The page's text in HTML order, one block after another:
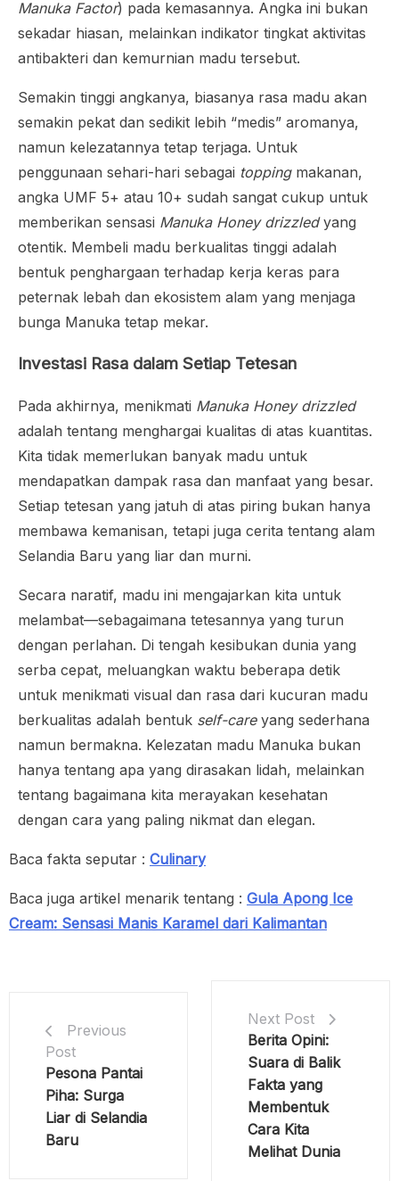
Manuka Factor) pada kemasannya. Angka ini bukan
sekadar hiasan, melainkan indikator tingkat aktivitas
antibakteri dan kemurnian madu tersebut.
Semakin tinggi angkanya, biasanya rasa madu akan
semakin pekat dan sedikit lebih “medis” aromanya,
namun kelezatannya tetap terjaga. Untuk
penggunaan sehari-hari sebagai toppingmakanan,
angka UMF 5+ atau 10+ sudah sangat cukup untuk
memberikan sensasi Manuka Honey drizzledyang
otentik. Membeli madu berkualitas tinggi adalah
bentuk penghargaan terhadap kerja keras para
peternak lebah dan ekosistem alam yang menjaga
bunga Manuka tetap mekar.
Investasi Rasa dalam Setiap Tetesan
Pada akhirnya, menikmati Manuka Honey drizzled
adalah tentang menghargai kualitas di atas kuantitas.
Kita tidak memerlukan banyak madu untuk
mendapatkan dampak rasa dan manfaat yang besar.
Setiap tetesan yang jatuh di atas piring bukan hanya
membawa kemanisan, tetapi juga cerita tentang alam
Selandia Baru yang liar dan murni.
Secara naratif, madu ini mengajarkan kita untuk
melambat—sebagaimana tetesannya yang turun
dengan perlahan. Di tengah kesibukan dunia yang
serba cepat, meluangkan waktu beberapa detik
untuk menikmati visual dan rasa dari kucuran madu
berkualitas adalah bentuk self-careyang sederhana
namun bermakna. Kelezatan madu Manuka bukan
hanya tentang apa yang dirasakan lidah, melainkan
tentang bagaimana kita merayakan kesehatan
dengan cara yang paling nikmat dan elegan.
Baca fakta seputar : Culinary
Baca juga artikel menarik tentang : Gula Apong Ice
Cream: Sensasi Manis Karamel dari Kalimantan
Previous
Post
Pesona Pantai
Piha: Surga
Liar di Selandia
Baru
Next Post
Berita Opini:
Suara di Balik
Fakta yang
Membentuk
Cara Kita
Melihat Dunia